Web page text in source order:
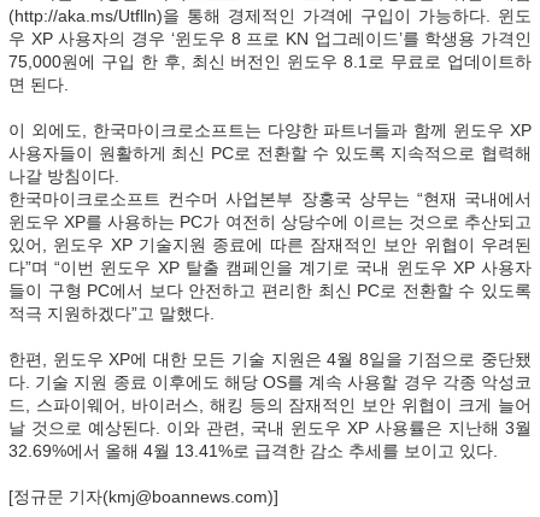
(http://aka.ms/Utflln)을 통해 경제적인 가격에 구입이 가능하다. 윈도
우 XP 사용자의 경우 ‘윈도우 8 프로 KN 업그레이드’를 학생용 가격인
75,000원에 구입 한 후, 최신 버전인 윈도우 8.1로 무료로 업데이트하
면 된다.
이 외에도, 한국마이크로소프트는 다양한 파트너들과 함께 윈도우 XP
사용자들이 원활하게 최신 PC로 전환할 수 있도록 지속적으로 협력해
나갈 방침이다.
한국마이크로소프트 컨수머 사업본부 장홍국 상무는 “현재 국내에서
윈도우 XP를 사용하는 PC가 여전히 상당수에 이르는 것으로 추산되고
있어, 윈도우 XP 기술지원 종료에 따른 잠재적인 보안 위협이 우려된
다”며 “이번 윈도우 XP 탈출 캠페인을 계기로 국내 윈도우 XP 사용자
들이 구형 PC에서 보다 안전하고 편리한 최신 PC로 전환할 수 있도록
적극 지원하겠다”고 말했다.
한편, 윈도우 XP에 대한 모든 기술 지원은 4월 8일을 기점으로 중단됐
다. 기술 지원 종료 이후에도 해당 OS를 계속 사용할 경우 각종 악성코
드, 스파이웨어, 바이러스, 해킹 등의 잠재적인 보안 위협이 크게 늘어
날 것으로 예상된다. 이와 관련, 국내 윈도우 XP 사용률은 지난해 3월
32.69%에서 올해 4월 13.41%로 급격한 감소 추세를 보이고 있다.
[정규문 기자(kmj@boannews.com)]